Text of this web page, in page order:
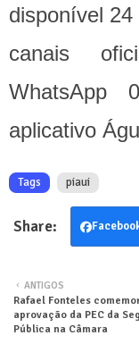
disponível
canais
WhatsApp
aplicativo
Tags piaui
ANTIGOS
Rafael Fonteles
aprovação da PEC da
Pública na Câmara